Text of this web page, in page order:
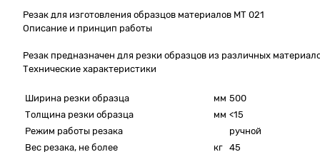
Резак для изготовления образцов материалов МТ 021
Описание и принцип работы
Резак предназначен для резки образцов из различных
Технические характеристики
Ширина резки образца мм 500
Толщина резки образца
мм <15
Режим работы резака
ручной
Вес резака, не более
кг 45